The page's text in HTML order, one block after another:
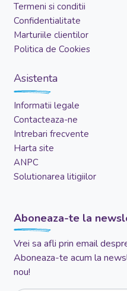
Termeni si conditii
Confidentialitate
Marturiile clientilor
Politica de Cookies
Asistenta
Informatii legale
Contacteaza-ne
Intrebari frecvente
Harta site
ANPC
Solutionarea litigiilor
Aboneaza-te la
Vrei sa afli prin email
Aboneaza-te acum la
nou!